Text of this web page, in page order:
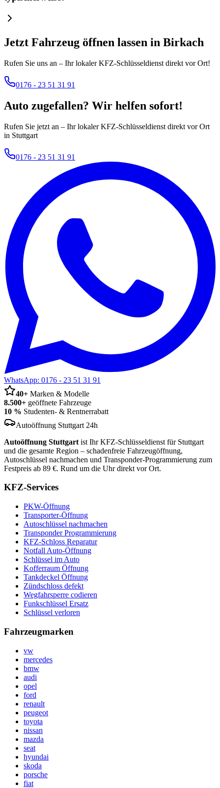
Jetzt Fahrzeug öffnen lassen in Birkach
Rufen Sie uns an – Ihr lokaler KFZ-Schlüsseldienst direkt vor Ort!
0176 - 23 51 31 91
Auto zugefallen? Wir helfen sofort!
Rufen Sie jetzt an – Ihr lokaler KFZ-Schlüsseldienst direkt vor Ort
in Stuttgart
0176 - 23 51 31 91
WhatsApp: 0176 - 23 51 31 91
40+ Marken & Modelle
8.500+ geöffnete Fahrzeuge
10 % Studenten- & Rentnerrabatt
Autoöffnung Stuttgart 24h
Autoöffnung Stuttgart ist Ihr KFZ-Schlüsseldienst für Stuttgart
und die gesamte Region – schadenfreie Fahrzeugöffnung,
Autoschlüssel nachmachen und Transponder-Programmierung zum
Festpreis ab 89 €. Rund um die Uhr direkt vor Ort.
KFZ-Services
PKW-Öffnung
Transporter-Öffnung
Autoschlüssel nachmachen
Transponder Programmierung
KFZ-Schloss Reparatur
Notfall Auto-Öffnung
Schlüssel im Auto
Kofferraum Öffnung
Tankdeckel Öffnung
Zündschloss defekt
Wegfahrsperre codieren
Funkschlüssel Ersatz
Schlüssel verloren
Fahrzeugmarken
vw
mercedes
bmw
audi
opel
ford
renault
peugeot
toyota
nissan
mazda
seat
hyundai
skoda
porsche
fiat